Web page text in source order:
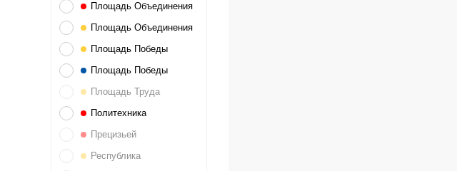
Площадь Объединения
Площадь Объединения
Площадь Победы
Площадь Победы
Площадь Труда
Политехника
Прецизьей
Реcпублика